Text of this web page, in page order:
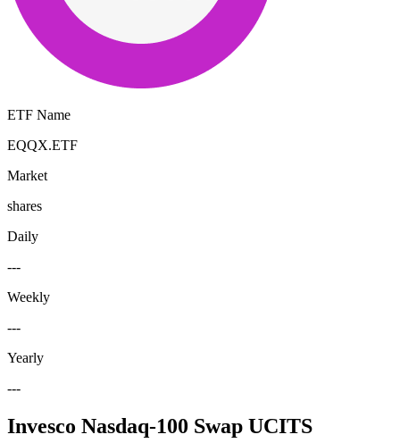
ETF Name
EQQX.ETF
Market
shares
Daily
---
Weekly
---
Yearly
---
Invesco Nasdaq-100 Swap UCITS